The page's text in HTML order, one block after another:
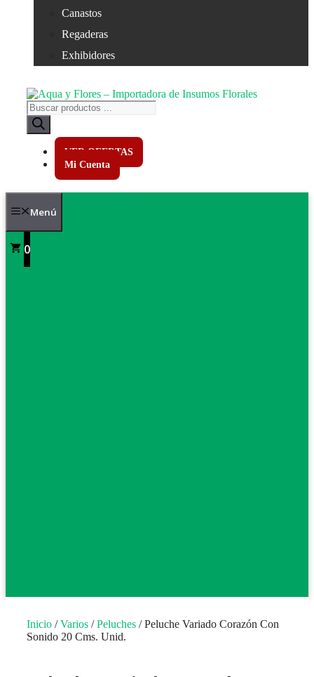
Canastos
Regaderas
Exhibidores
Búsqueda
de
productos
VER OFERTAS
Mi Cuenta
Menú
0
Inicio /Varios /Peluches / Peluche Variado Corazón Con
Sonido 20 Cms. Unid.